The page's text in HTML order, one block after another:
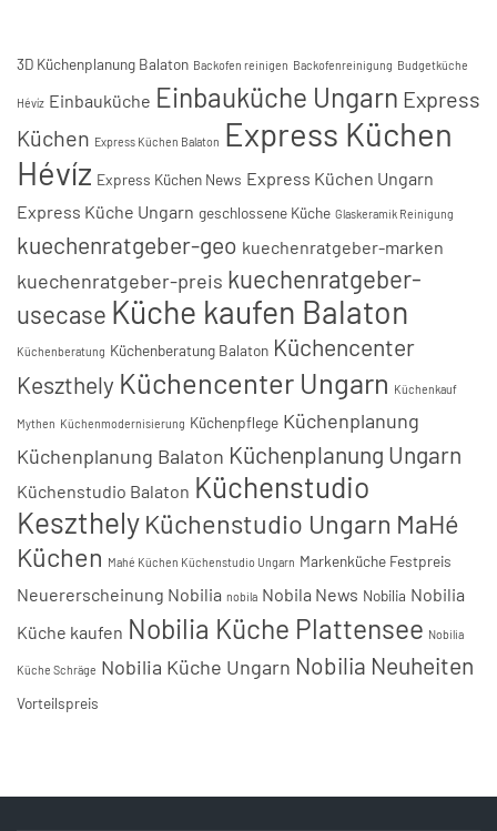
3D Küchenplanung Balaton Backofen reinigen Backofenreinigung Budgetküche
Hévíz Einbauküche Einbauküche Ungarn Express
Küchen Express Küchen Balaton Express Küchen
Hévíz Express Küchen News Express Küchen Ungarn
Express Küche Ungarn geschlossene Küche Glaskeramik Reinigung
kuechenratgeber-geo kuechenratgeber-marken
kuechenratgeber-preis kuechenratgeber-
usecase Küche kaufen Balaton
Küchenberatung Küchenberatung Balaton Küchencenter
Keszthely Küchencenter Ungarn Küchenkauf
Mythen Küchenmodernisierung Küchenpflege Küchenplanung
Küchenplanung Balaton Küchenplanung Ungarn
Küchenstudio Balaton Küchenstudio
Keszthely Küchenstudio Ungarn MaHé
Küchen Mahé Küchen Küchenstudio Ungarn Markenküche Festpreis
Neuererscheinung Nobilia nobila Nobila News Nobilia Nobilia
Küche kaufen Nobilia Küche Plattensee Nobilia
Küche Schräge Nobilia Küche Ungarn Nobilia Neuheiten
Vorteilspreis